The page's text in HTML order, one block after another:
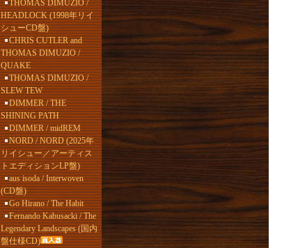
THOMAS DIMUZIO /
HEADLOCK (1998年リイ
シューCD盤)
CHRIS CUTLER and
THOMAS DIMUZIO /
QUAKE
THOMAS DIMUZIO /
SLEW TEW
DIMMER / THE
SHINING PATH
DIMMER / midREM
NORD / NORD (2025年
リイシュー／アーティス
トエディションLP盤)
aus isoda / Interwoven
(CD盤)
Go Hirano / The Habit
Fernando Kabusacki / The
Legendary Landscapes (国内
盤仕様CD)